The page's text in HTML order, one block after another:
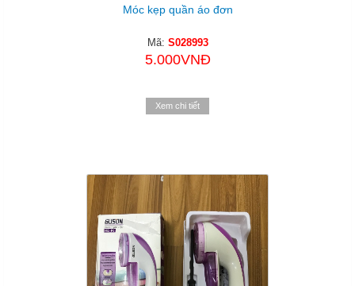
Móc kẹp quần áo đơn
Mã: S028993
5.000VNĐ
Xem chi tiết